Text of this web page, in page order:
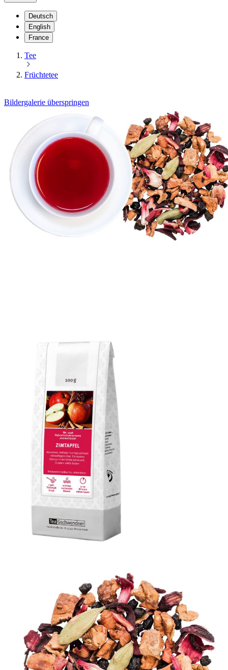
Deutsch
English
France
Tee
Früchtetee
Bildergalerie überspringen